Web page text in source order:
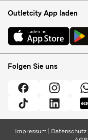
Outletcity App laden
Folgen Sie uns
Impressum Datenschutz